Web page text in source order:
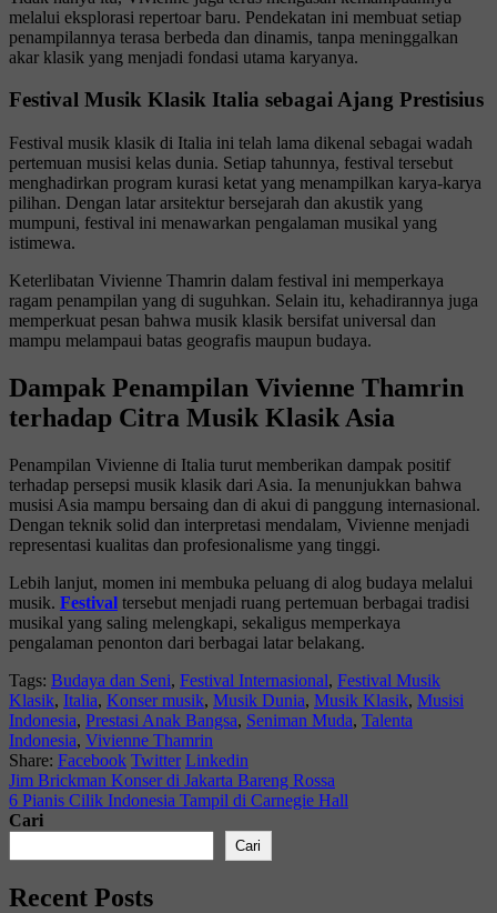
melalui eksplorasi repertoar baru. Pendekatan ini membuat setiap
penampilannya terasa berbeda dan dinamis, tanpa meninggalkan
akar klasik yang menjadi fondasi utama karyanya.
Festival Musik Klasik Italia sebagai Ajang Prestisius
Festival musik klasik di Italia ini telah lama dikenal sebagai wadah
pertemuan musisi kelas dunia. Setiap tahunnya, festival tersebut
menghadirkan program kurasi ketat yang menampilkan karya-karya
pilihan. Dengan latar arsitektur bersejarah dan akustik yang
mumpuni, festival ini menawarkan pengalaman musikal yang
istimewa.
Keterlibatan Vivienne Thamrin dalam festival ini memperkaya
ragam penampilan yang di suguhkan. Selain itu, kehadirannya juga
memperkuat pesan bahwa musik klasik bersifat universal dan
mampu melampaui batas geografis maupun budaya.
Dampak Penampilan Vivienne Thamrin
terhadap Citra Musik Klasik Asia
Penampilan Vivienne di Italia turut memberikan dampak positif
terhadap persepsi musik klasik dari Asia. Ia menunjukkan bahwa
musisi Asia mampu bersaing dan di akui di panggung internasional.
Dengan teknik solid dan interpretasi mendalam, Vivienne menjadi
representasi kualitas dan profesionalisme yang tinggi.
Lebih lanjut, momen ini membuka peluang di alog budaya melalui
musik. Festival tersebut menjadi ruang pertemuan berbagai tradisi
musikal yang saling melengkapi, sekaligus memperkaya
pengalaman penonton dari berbagai latar belakang.
Tags: Budaya dan Seni, Festival Internasional, Festival Musik
Klasik, Italia, Konser musik, Musik Dunia, Musik Klasik, Musisi
Indonesia, Prestasi Anak Bangsa, Seniman Muda, Talenta
Indonesia, Vivienne Thamrin
Share: Facebook Twitter Linkedin
Jim Brickman Konser di Jakarta Bareng Rossa
6 Pianis Cilik Indonesia Tampil di Carnegie Hall
Cari
Cari
Recent Posts